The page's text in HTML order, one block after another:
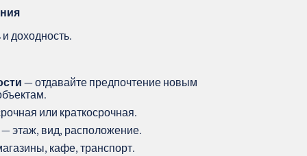
доходность.
— отдавайте предпочтение новым
или краткосрочная.
— этаж, вид, расположение.
кафе, транспорт.